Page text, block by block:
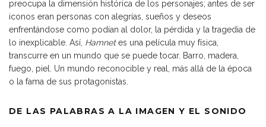
preocupa la dimensión histórica de los personajes; antes de ser
iconos eran personas con alegrías, sueños y deseos
enfrentándose como podían al dolor, la pérdida y la tragedia de
lo inexplicable. Así, Hamnetes una película muy física,
transcurre en un mundo que se puede tocar. Barro, madera,
fuego, piel. Un mundo reconocible y real, más allá de la época
o la fama de sus protagonistas.
DE LAS PALABRAS A LA IMAGEN Y EL SONIDO